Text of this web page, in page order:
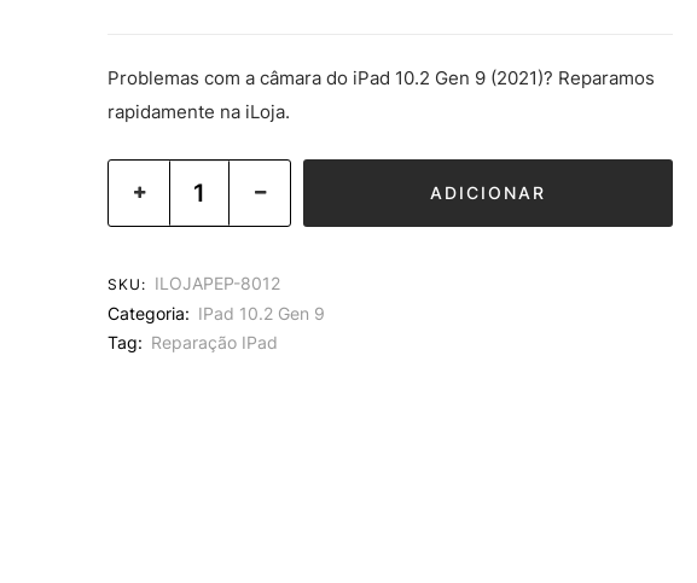
Problemas com a câmara do iPad 10.2 Gen 9 (2021)? Reparamos
rapidamente na iLoja.
ADICIONAR
SKU: ILOJAPEP-8012
Categoria: IPad 10.2 Gen 9
Tag: Reparação IPad